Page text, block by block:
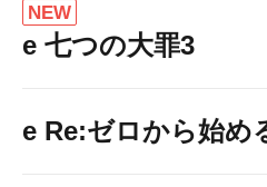
NEW
e 七つの大罪3
e Re:ゼロから始め